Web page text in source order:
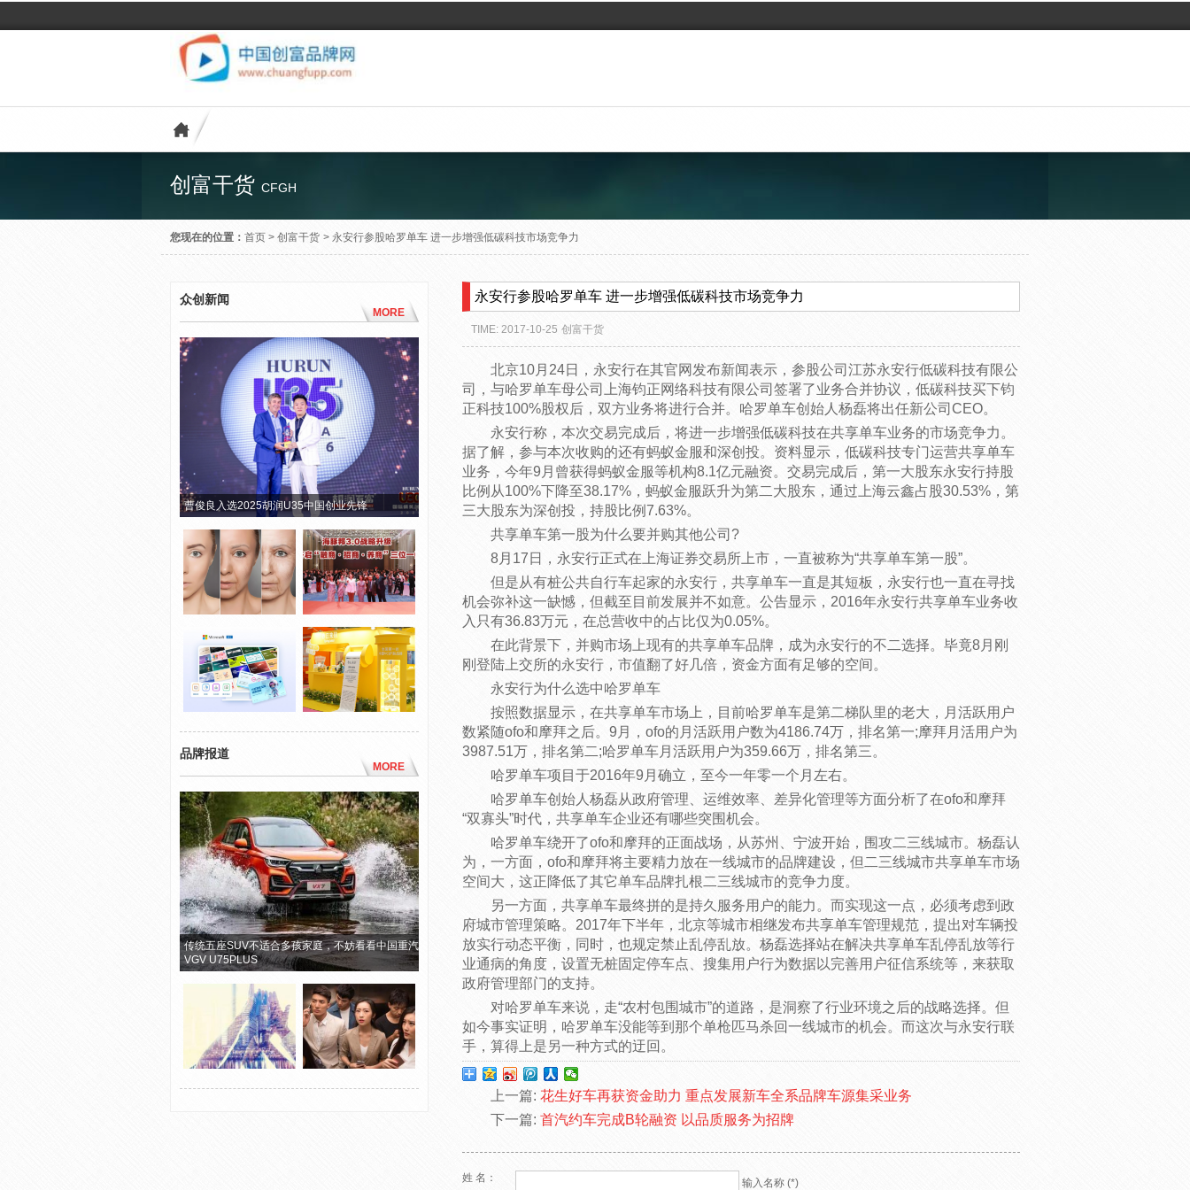
创富干货 CFGH
您现在的位置： 首页 > 创富干货 > 永安行参股哈罗单车 进一步增强低碳科技市场竞争力
众创新闻
MORE
曹俊良入选2025胡润U35中国创业先锋
品牌报道
MORE
传统五座SUV不适合多孩家庭，不妨看看中国重汽
VGV U75PLUS
永安行参股哈罗单车 进一步增强低碳科技市场竞争力
TIME: 2017-10-25 创富干货
北京10月24日，永安行在其官网发布新闻表示，参股公司江苏永安行低碳科技有限公
司，与哈罗单车母公司上海钧正网络科技有限公司签署了业务合并协议，低碳科技买下钧
正科技100%股权后，双方业务将进行合并。哈罗单车创始人杨磊将出任新公司CEO。
永安行称，本次交易完成后，将进一步增强低碳科技在共享单车业务的市场竞争力。
据了解，参与本次收购的还有蚂蚁金服和深创投。资料显示，低碳科技专门运营共享单车
业务，今年9月曾获得蚂蚁金服等机构8.1亿元融资。交易完成后，第一大股东永安行持股
比例从100%下降至38.17%，蚂蚁金服跃升为第二大股东，通过上海云鑫占股30.53%，第
三大股东为深创投，持股比例7.63%。
共享单车第一股为什么要并购其他公司?
8月17日，永安行正式在上海证券交易所上市，一直被称为“共享单车第一股”。
但是从有桩公共自行车起家的永安行，共享单车一直是其短板，永安行也一直在寻找
机会弥补这一缺憾，但截至目前发展并不如意。公告显示，2016年永安行共享单车业务收
入只有36.83万元，在总营收中的占比仅为0.05%。
在此背景下，并购市场上现有的共享单车品牌，成为永安行的不二选择。毕竟8月刚
刚登陆上交所的永安行，市值翻了好几倍，资金方面有足够的空间。
永安行为什么选中哈罗单车
按照数据显示，在共享单车市场上，目前哈罗单车是第二梯队里的老大，月活跃用户
数紧随ofo和摩拜之后。9月，ofo的月活跃用户数为4186.74万，排名第一;摩拜月活用户为
3987.51万，排名第二;哈罗单车月活跃用户为359.66万，排名第三。
哈罗单车项目于2016年9月确立，至今一年零一个月左右。
哈罗单车创始人杨磊从政府管理、运维效率、差异化管理等方面分析了在ofo和摩拜
“双寡头”时代，共享单车企业还有哪些突围机会。
哈罗单车绕开了ofo和摩拜的正面战场，从苏州、宁波开始，围攻二三线城市。杨磊认
为，一方面，ofo和摩拜将主要精力放在一线城市的品牌建设，但二三线城市共享单车市场
空间大，这正降低了其它单车品牌扎根二三线城市的竞争力度。
另一方面，共享单车最终拼的是持久服务用户的能力。而实现这一点，必须考虑到政
府城市管理策略。2017年下半年，北京等城市相继发布共享单车管理规范，提出对车辆投
放实行动态平衡，同时，也规定禁止乱停乱放。杨磊选择站在解决共享单车乱停乱放等行
业通病的角度，设置无桩固定停车点、搜集用户行为数据以完善用户征信系统等，来获取
政府管理部门的支持。
对哈罗单车来说，走“农村包围城市”的道路，是洞察了行业环境之后的战略选择。但
如今事实证明，哈罗单车没能等到那个单枪匹马杀回一线城市的机会。而这次与永安行联
手，算得上是另一种方式的迂回。
上一篇: 花生好车再获资金助力 重点发展新车全系品牌车源集采业务
下一篇: 首汽约车完成B轮融资 以品质服务为招牌
姓 名： 输入名称 (*)